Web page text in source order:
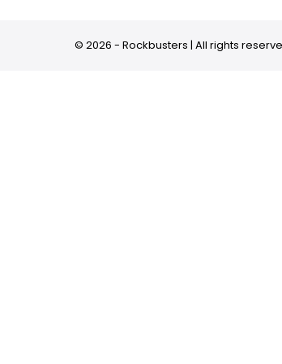
© 2026 - Rockbusters | All rights